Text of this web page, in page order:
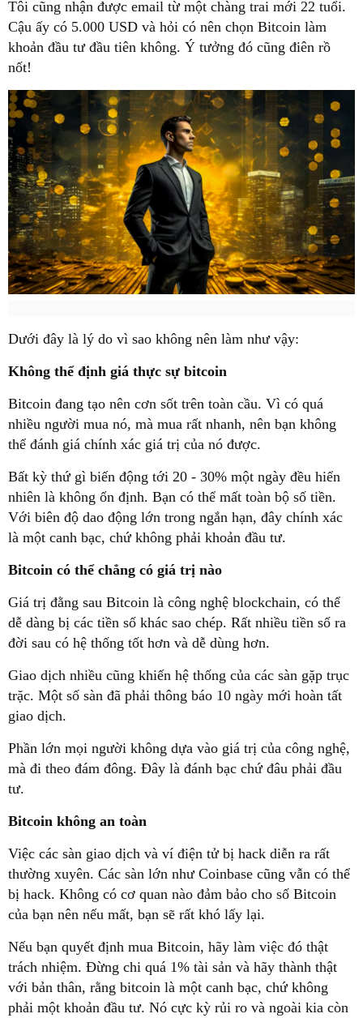
Tôi cũng nhận được email từ một chàng trai mới 22 tuổi.
Cậu ấy có 5.000 USD và hỏi có nên chọn Bitcoin làm
khoản đầu tư đầu tiên không. Ý tưởng đó cũng điên rồ
nốt!
Dưới đây là lý do vì sao không nên làm như vậy:
Không thể định giá thực sự bitcoin
Bitcoin đang tạo nên cơn sốt trên toàn cầu. Vì có quá
nhiều người mua nó, mà mua rất nhanh, nên bạn không
thể đánh giá chính xác giá trị của nó được.
Bất kỳ thứ gì biến động tới 20 - 30% một ngày đều hiển
nhiên là không ổn định. Bạn có thể mất toàn bộ số tiền.
Với biên độ dao động lớn trong ngắn hạn, đây chính xác
là một canh bạc, chứ không phải khoản đầu tư.
Bitcoin có thể chẳng có giá trị nào
Giá trị đằng sau Bitcoin là công nghệ blockchain, có thể
dễ dàng bị các tiền số khác sao chép. Rất nhiều tiền số ra
đời sau có hệ thống tốt hơn và dễ dùng hơn.
Giao dịch nhiều cũng khiến hệ thống của các sàn gặp trục
trặc. Một số sàn đã phải thông báo 10 ngày mới hoàn tất
giao dịch.
Phần lớn mọi người không dựa vào giá trị của công nghệ,
mà đi theo đám đông. Đây là đánh bạc chứ đâu phải đầu
tư.
Bitcoin không an toàn
Việc các sàn giao dịch và ví điện tử bị hack diễn ra rất
thường xuyên. Các sàn lớn như Coinbase cũng vẫn có thể
bị hack. Không có cơ quan nào đảm bảo cho số Bitcoin
của bạn nên nếu mất, bạn sẽ rất khó lấy lại.
Nếu bạn quyết định mua Bitcoin, hãy làm việc đó thật
trách nhiệm. Đừng chi quá 1% tài sản và hãy thành thật
với bản thân, rằng bitcoin là một canh bạc, chứ không
phải một khoản đầu tư. Nó cực kỳ rủi ro và ngoài kia còn